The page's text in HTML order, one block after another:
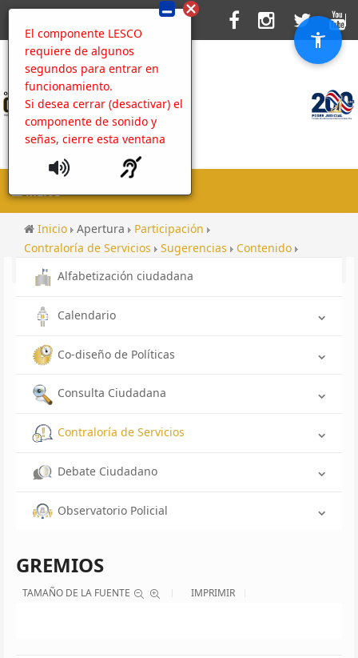
El componente LESCO
requiere de algunos
segundos para entrar en
funcionamiento.
Si desea cerrar (desactivar) el
componente de sonido y
señas, cierre esta ventana
MENU
Inicio Apertura
Participación
Contraloría de Servicios
Sugerencias
Contenido
Gremios
Alfabetización ciudadana
Calendario
Co-diseño de Políticas
Consulta Ciudadana
Contraloría de Servicios
Debate Ciudadano
Observatorio Policial
GREMIOS
TAMAÑO DE LA FUENTE IMPRIMIR